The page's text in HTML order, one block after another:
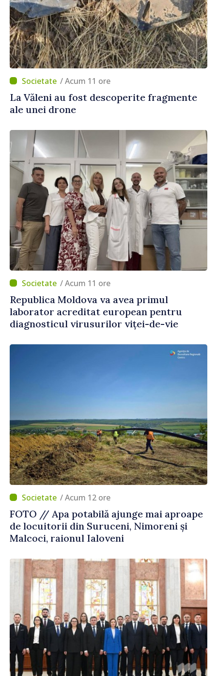
/ Acum 11 ore
La Văleni au fost descoperite fragmente
ale unei drone
/ Acum 11 ore
Republica Moldova va avea primul
laborator acreditat european pentru
diagnosticul virusurilor viței-de-vie
/ Acum 12 ore
FOTO // Apa potabilă ajunge mai aproape
de locuitorii din Suruceni, Nimoreni și
Malcoci, raionul Ialoveni